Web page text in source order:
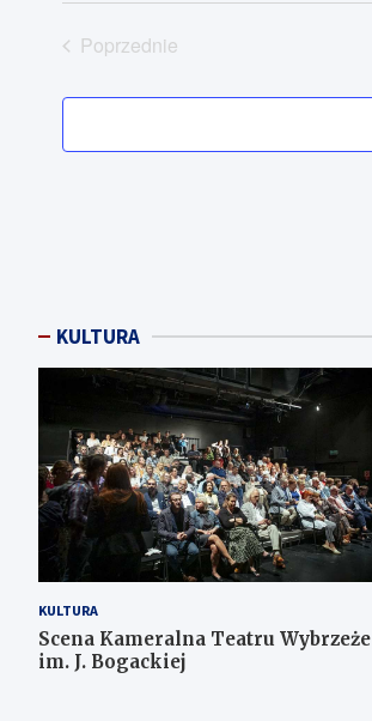
Poprzednie
KULTURA
KULTURA
Scena Kameralna Teatru Wybrzeże
im. J. Bogackiej